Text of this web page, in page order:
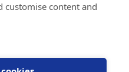
customise content and